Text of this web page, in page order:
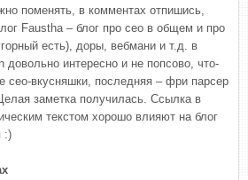
поменять, в комментах отпишись,
Fausthа – блог про сео в общем и про
есть), доры, вебмани и т.д. в
довольно интересно и не попсово, что-
сео-вкусняшки, последняя – фри парсер
заметка получилась. Ссылка в
текстом хорошо влияют на блог
:)